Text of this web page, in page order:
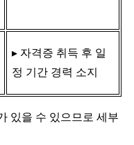
▸ 자격증 취득 후 일
정 기간 경력 소지
있을 수 있으므로 세부